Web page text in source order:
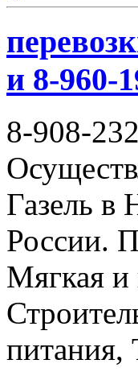
и 8-960-
8-908-
Газель в
России.
Мягкая и
питания,